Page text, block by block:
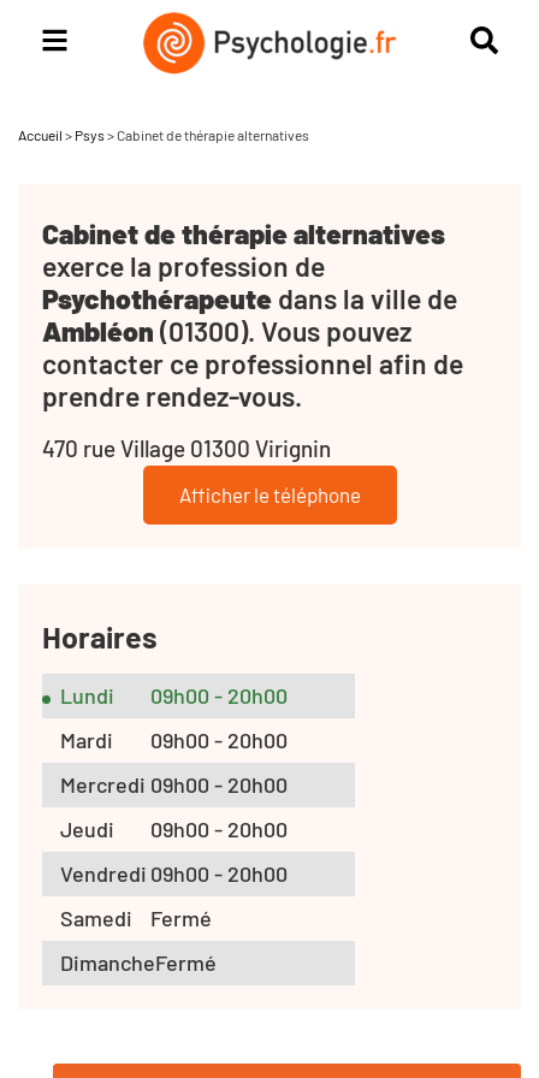
Accueil > Psys >Cabinet de thérapie alternatives
Cabinet de thérapie alternatives
exerce la profession de
Psychothérapeute dans la ville de
Ambléon (01300). Vous pouvez
contacter ce professionnel afin de
prendre rendez-vous.
470 rue Village 01300 Virignin
Afficher le téléphone
Horaires
Lundi
09h00 - 20h00
Mardi
09h00 - 20h00
Mercredi 09h00 - 20h00
Jeudi
09h00 - 20h00
Vendredi 09h00 - 20h00
Samedi
Fermé
DimancheFermé